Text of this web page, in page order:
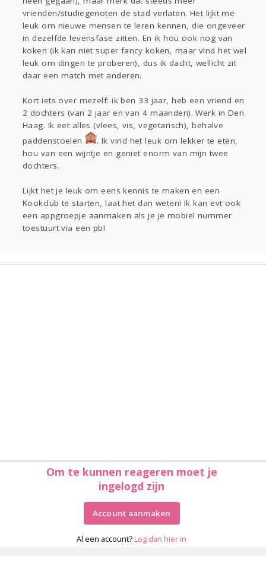
Entertainment
Kinderen
Digi Eten Mode & Beauty
Zwanger Psyche
Gevraagd
Doen
Lezen
vrienden/studiegenoten de stad verlaten. Het lijkt me
leuk om nieuwe mensen te leren kennen, die ongeveer
in dezelfde levensfase zitten. En ik hou ook nog van
koken (ik kan niet super fancy koken, maar vind het wel
leuk om dingen te proberen), dus ik dacht, wellicht zit
daar een match met anderen.
Kort iets over mezelf: ik ben 33 jaar, heb een vriend en
2 dochters (van 2 jaar en van 4 maanden). Werk in Den
Haag. Ik eet alles (vlees, vis, vegetarisch), behalve
paddenstoelen
. Ik vind het leuk om lekker te eten,
hou van een wijntje en geniet enorm van mijn twee
dochters.
Lijkt het je leuk om eens kennis te maken en een
Kookclub te starten, laat het dan weten! Ik kan evt ook
een appgroepje aanmaken als je je mobiel nummer
toestuurt via een pb!
Om te kunnen reageren moet je
ingelogd zijn
Account aanmaken
Al een account? Log dan hier in